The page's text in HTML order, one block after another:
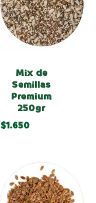
Mix de
Semillas
Premium
250gr
$1.650